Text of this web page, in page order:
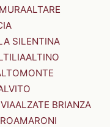
ALTARE
SILENTINA
ALTINO
ALZATE BRIANZA
AMARONI